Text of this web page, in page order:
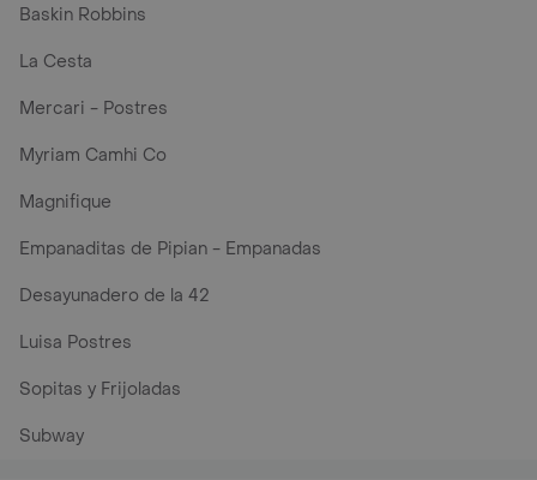
Baskin Robbins
La Cesta
Mercari - Postres
Myriam Camhi Co
Magnifique
Empanaditas de Pipian - Empanadas
Desayunadero de la 42
Luisa Postres
Sopitas y Frijoladas
Subway